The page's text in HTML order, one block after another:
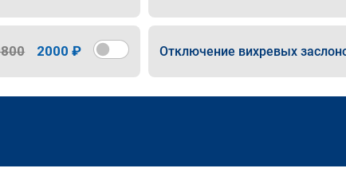
2000 ₽ Отключение вихревых